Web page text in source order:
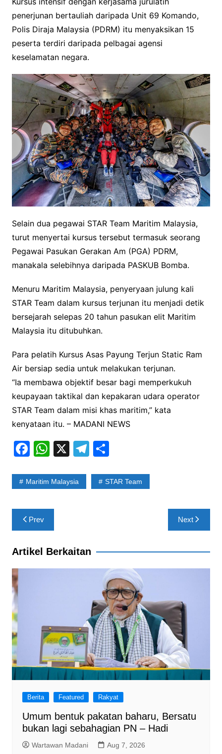
penerjunan bertauliah daripada Unit 69 Komando,
Polis Diraja Malaysia (PDRM) itu menyaksikan 15
peserta terdiri daripada pelbagai agensi
keselamatan negara.
Selain dua pegawai STAR Team Maritim Malaysia,
turut menyertai kursus tersebut termasuk seorang
Pegawai Pasukan Gerakan Am (PGA) PDRM,
manakala selebihnya daripada PASKUB Bomba.
Menuru Maritim Malaysia, penyeryaan julung kali
STAR Team dalam kursus terjunan itu menjadi detik
bersejarah selepas 20 tahun pasukan elit Maritim
Malaysia itu ditubuhkan.
Para pelatih Kursus Asas Payung Terjun Static Ram
Air bersiap sedia untuk melakukan terjunan.
“Ia membawa objektif besar bagi memperkukuh
keupayaan taktikal dan kepakaran udara operator
STAR Team dalam misi khas maritim,” kata
kenyataan itu. – MADANI NEWS
F
c
b
o
o
k
W
at
A
p
p
X T
e
S
ar
Maritim Malaysia STAR Team
Post
navigation
Prev Next
Artikel Berkaitan
Berita Featured Rakyat
Umum bentuk pakatan baharu, Bersatu
bukan lagi sebahagian PN – Hadi
Wartawan Madani Aug 7, 2026